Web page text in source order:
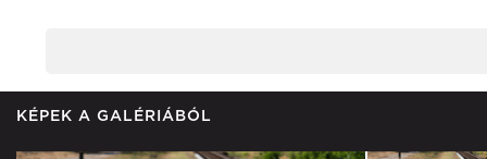
KÉPEK A GALÉRIÁBÓL